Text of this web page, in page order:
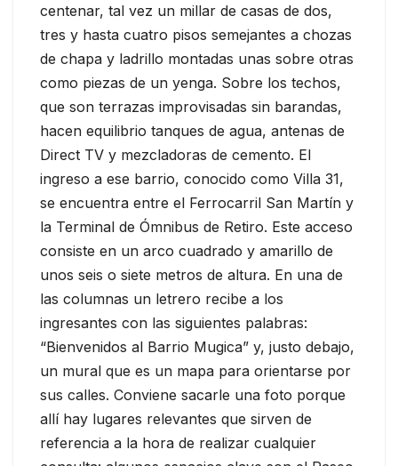
centenar, tal vez un millar de casas de dos,
tres y hasta cuatro pisos semejantes a chozas
de chapa y ladrillo montadas unas sobre otras
como piezas de un yenga. Sobre los techos,
que son terrazas improvisadas sin barandas,
hacen equilibrio tanques de agua, antenas de
Direct TV y mezcladoras de cemento. El
ingreso a ese barrio, conocido como Villa 31,
se encuentra entre el Ferrocarril San Martín y
la Terminal de Ómnibus de Retiro. Este acceso
consiste en un arco cuadrado y amarillo de
unos seis o siete metros de altura. En una de
las columnas un letrero recibe a los
ingresantes con las siguientes palabras:
“Bienvenidos al Barrio Mugica” y, justo debajo,
un mural que es un mapa para orientarse por
sus calles. Conviene sacarle una foto porque
allí hay lugares relevantes que sirven de
referencia a la hora de realizar cualquier